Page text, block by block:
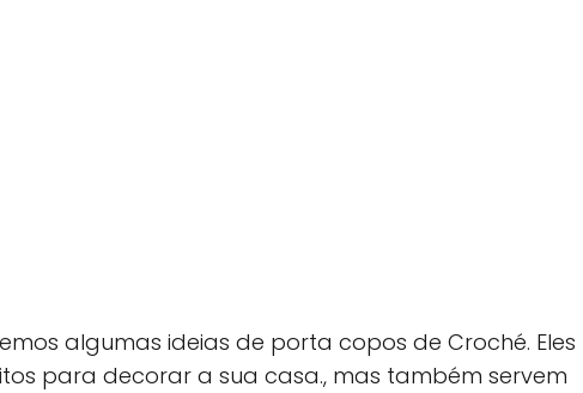
algumas ideias de porta copos de Croché. Eles
para decorar a sua casa., mas também servem